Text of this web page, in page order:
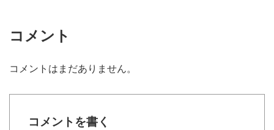
コメント
コメントはまだありません。
コメントを書く